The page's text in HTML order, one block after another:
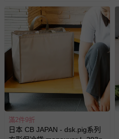
滿2件9折
日本 CB JAPAN - dsk.pig系列